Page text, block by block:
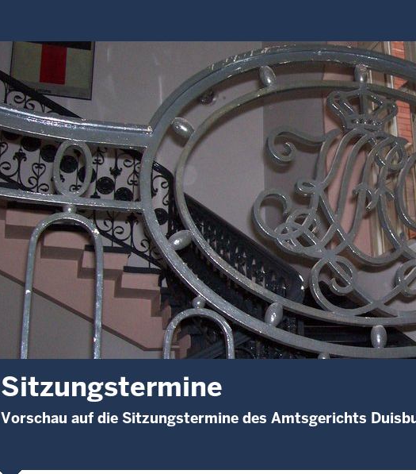
Sitzungstermine
Vorschau auf die Sitzungstermine des Amtsgerichts